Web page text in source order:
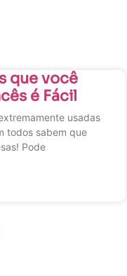
que você
é Fácil
usadas
todos sabem que
Pode